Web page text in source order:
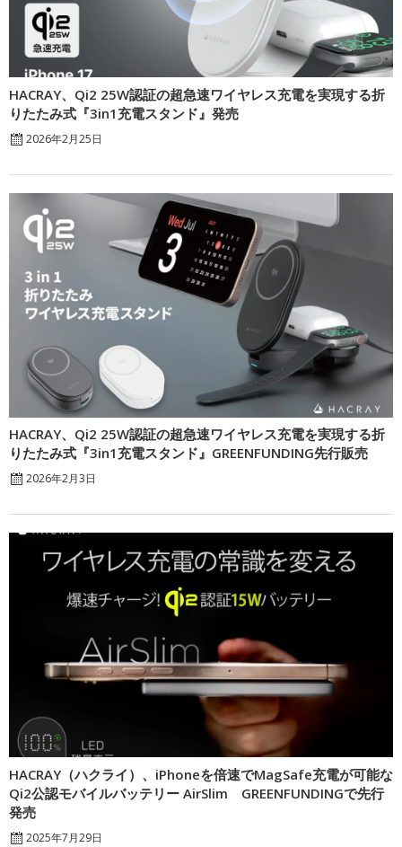
HACRAY、Qi2 25W認証の超急速ワイヤレス充電を実現する折
りたたみ式『3in1充電スタンド』発売
2026年2月25日
HACRAY、Qi2 25W認証の超急速ワイヤレス充電を実現する折
りたたみ式『3in1充電スタンド』GREENFUNDING先行販売
2026年2月3日
HACRAY（ハクライ）、iPhoneを倍速でMagSafe充電が可能な
Qi2公認モバイルバッテリー AirSlim GREENFUNDINGで先行
発売
2025年7月29日